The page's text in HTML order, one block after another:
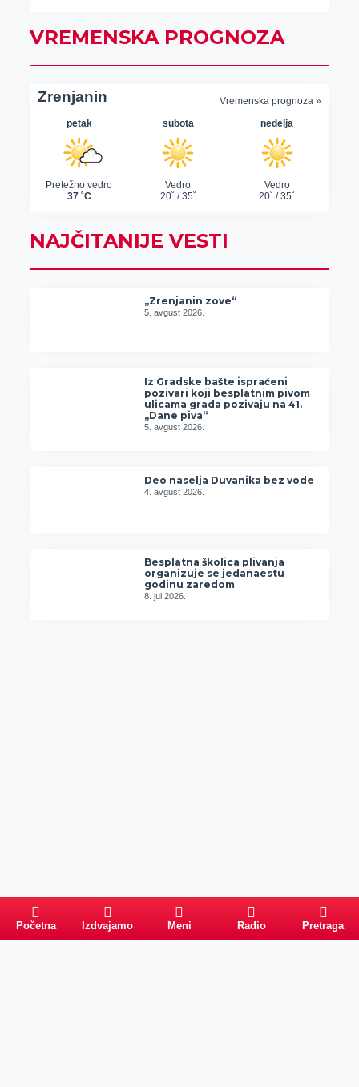
VREMENSKA PROGNOZA
NAJČITANIJE VESTI
„Zrenjanin zove“
5. avgust 2026.
Iz Gradske bašte ispraćeni
pozivari koji besplatnim pivom
ulicama grada pozivaju na 41.
„Dane piva“
5. avgust 2026.
Deo naselja Duvanika bez vode
4. avgust 2026.
Besplatna školica plivanja
organizuje se jedanaestu
godinu zaredom
8. jul 2026.
Početna Izdvajamo Meni Radio Pretraga